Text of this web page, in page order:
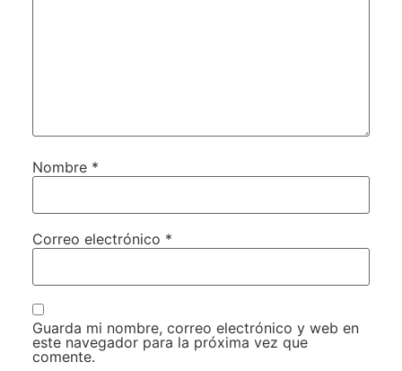
Nombre *
Correo electrónico *
Guarda mi nombre, correo electrónico y web en
este navegador para la próxima vez que
comente.